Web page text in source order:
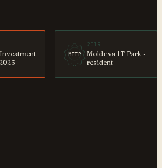
MITP
2019
Moldova IT Park ·
resident